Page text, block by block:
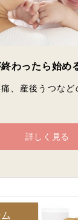
わったら始め
、産後うつなど
詳しく見る